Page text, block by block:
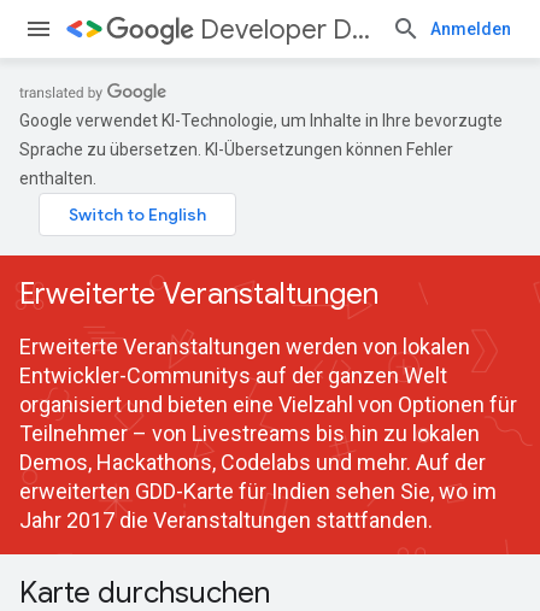
Developer Days Anmelden
Google verwendet KI-Technologie, um Inhalte in Ihre bevorzugte
Sprache zu übersetzen. KI-Übersetzungen können Fehler
enthalten.
Erweiterte Veranstaltungen
Erweiterte Veranstaltungen werden von lokalen
Entwickler-Communitys auf der ganzen Welt
organisiert und bieten eine Vielzahl von Optionen für
Teilnehmer – von Livestreams bis hin zu lokalen
Demos, Hackathons, Codelabs und mehr. Auf der
erweiterten GDD-Karte für Indien sehen Sie, wo im
Jahr 2017 die Veranstaltungen stattfanden.
Karte durchsuchen